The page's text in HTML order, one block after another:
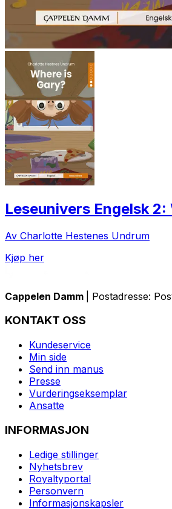
Leseunivers Engelsk 2:
Av Charlotte Hestenes Undrum
Kjøp her
Cappelen Damm | Postadresse:
KONTAKT OSS
Kundeservice
Min side
Send inn manus
Presse
Vurderingseksemplar
Ansatte
INFORMASJON
Ledige stillinger
Nyhetsbrev
Royaltyportal
Personvern
Informasjonskapsler